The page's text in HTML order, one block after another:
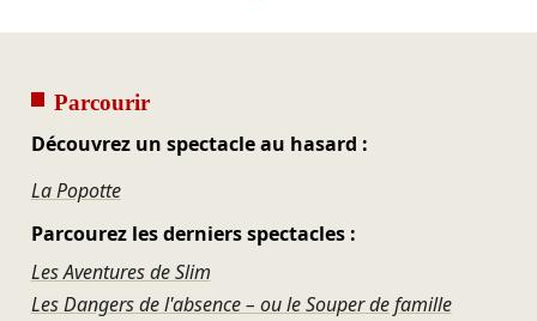
Parcourir
Découvrez un spectacle au hasard :
La Popotte
Parcourez les derniers spectacles :
Les Aventures de Slim
Les Dangers de l'absence – ou le Souper de famille